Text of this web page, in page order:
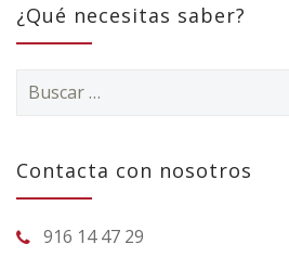
¿Qué necesitas saber?
Buscar:
Contacta con nosotros
916 14 47 29